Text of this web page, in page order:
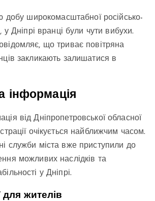
добу широкомасштабної російсько-
у Дніпрі вранці були чути вибухи.
що триває повітряна
закликають залишатися в
інформація
від Дніпропетровської обласної
очікується найближчим часом.
служби міста вже приступили до
можливих наслідків та
у Дніпрі.
для жителів